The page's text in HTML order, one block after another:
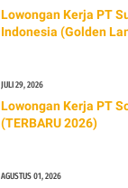
Lowongan Kerja PT
Indonesia (Golden
JULI 29, 2026
Lowongan Kerja PT
(TERBARU 2026)
AGUSTUS 01, 2026